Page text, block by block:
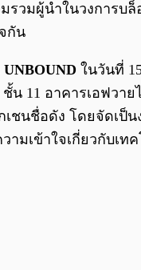
รวมผู้นำในวงการบ
กัน
UNBOUND ในวันที่
ชั้น 11 อาคารเอฟวาย
เชนชื่อดัง โดยจัดเป็น
ามเข้าใจเกี่ยวกับเท